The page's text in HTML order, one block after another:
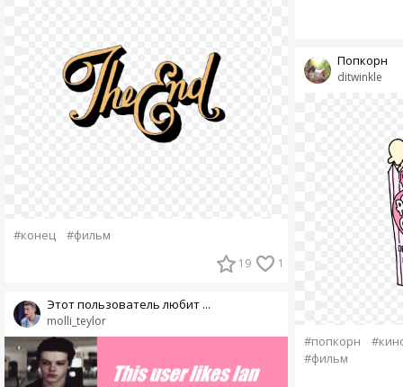
#конец #фильм
19 1
molli_teylor
Этот пользователь любит ...
ditwinkle
Попкорн
#попкорн
#фильм